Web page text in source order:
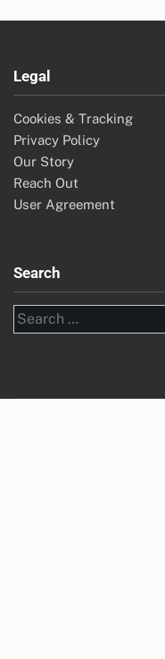
Legal
Cookies & Tracking
Privacy Policy
Our Story
Reach Out
User Agreement
Search
Search
for: